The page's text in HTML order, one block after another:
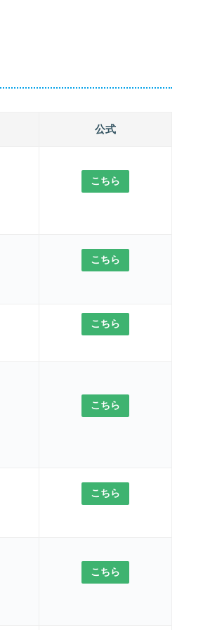
公式
こちら
こちら
こちら
こちら
こちら
こちら